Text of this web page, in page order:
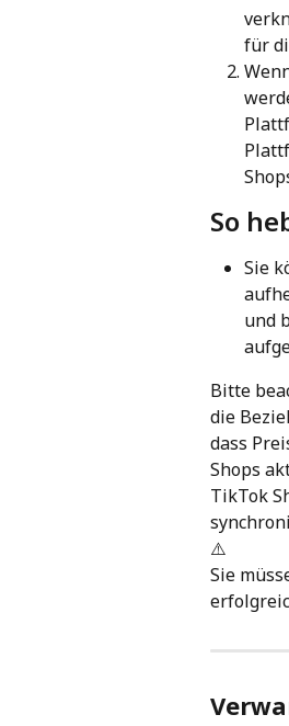
für
So
Sie
und
Bitte
die
dass
Shops
TikTok
⚠️
Sie